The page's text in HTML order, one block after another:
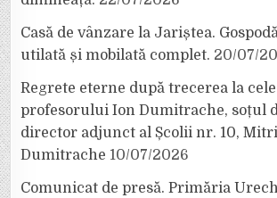
Casă de vânzare la Jariștea.
utilată și mobilată complet. 20/07/
Regrete eterne după trecerea la
profesorului Ion Dumitrache, soțul
director adjunct al Școlii nr. 10,
Dumitrache 10/07/2026
Comunicat de presă. Primăria